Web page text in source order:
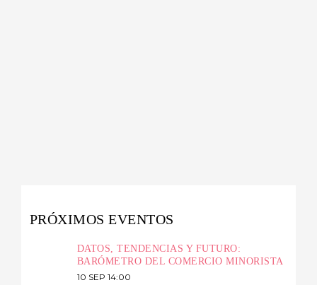
PRÓXIMOS EVENTOS
DATOS, TENDENCIAS Y FUTURO:
BARÓMETRO DEL COMERCIO MINORISTA
10 SEP 14:00